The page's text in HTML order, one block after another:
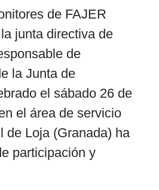
de FAJER
junta directiva de
de
la Junta de
el sábado 26 de
el área de servicio
de Loja (Granada) ha
participación y